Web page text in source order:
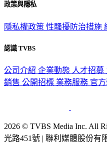
政策與隱私
隱私權政策 性騷擾防治措施
認識 TVBS
公司介紹 企業動態 人才招募
銷售 公開招標 業務服務 官
2026 © TVBS Media Inc. All
光路451號 | 聯利媒體股份有